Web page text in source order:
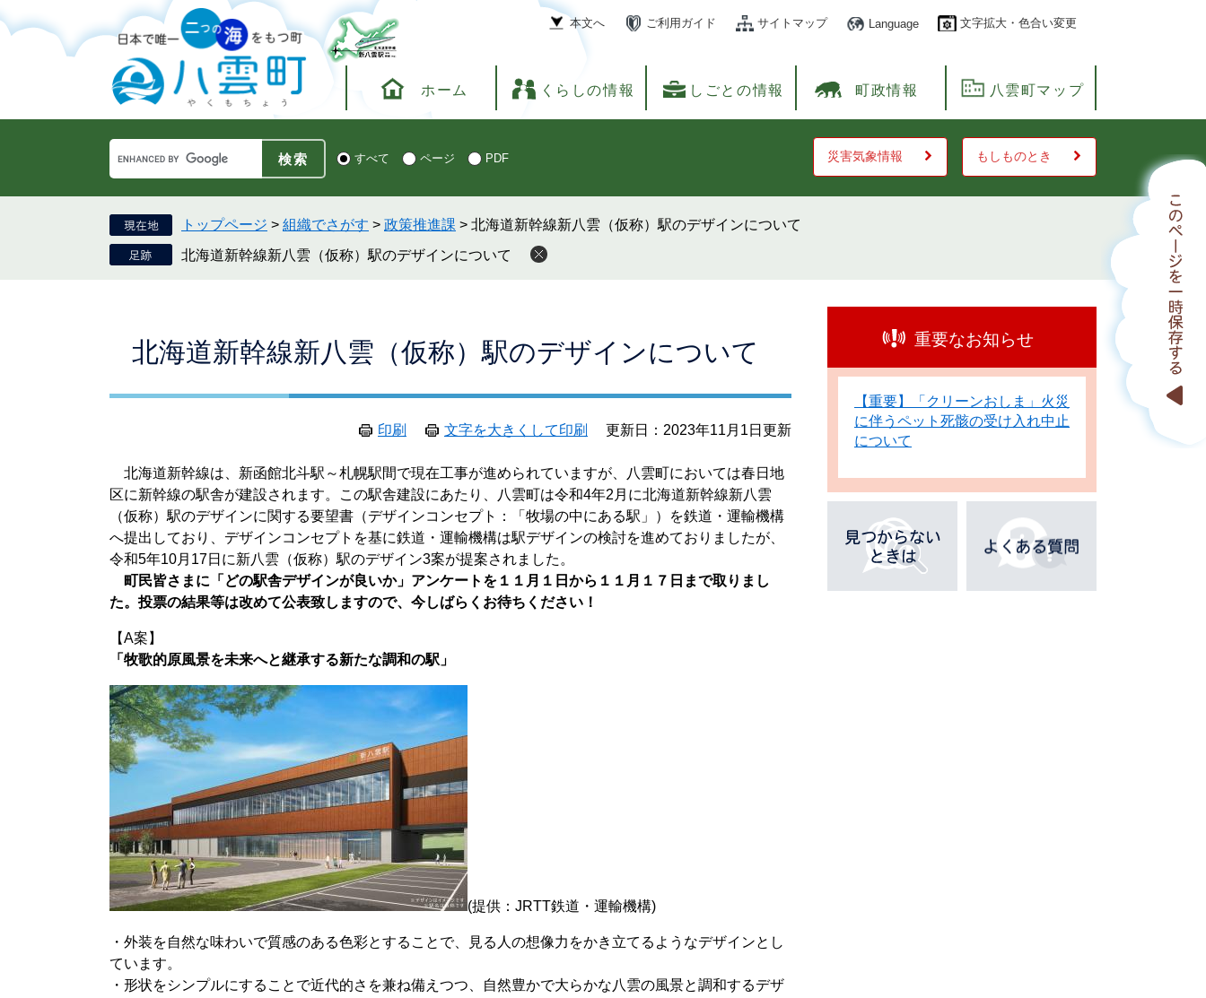
ー
で
ニ
ば
文
本文へ ご利用ガイド サイトマップ Language 文字拡大・色合い変更
ホーム くらしの情報 しごとの情報 町政情報 八雲町マップ
Google
カ
ス
タ
ム
検
検 すべて ページ PDF 災害気象情報 もしものとき
トップページ > 組織でさがす > 政策推進課 > 北海道新幹線新八雲（仮称）駅のデザインについて
北海道新幹線新八雲（仮称）駅のデザインについて
北海道新幹線新八雲（仮称）駅のデザインについて
印刷 文字を大きくして印刷 更新日：2023年11月1日更新
北海道新幹線は、新函館北斗駅～札幌駅間で現在工事が進められていますが、八雲町においては春日地
区に新幹線の駅舎が建設されます。この駅舎建設にあたり、八雲町は令和4年2月に北海道新幹線新八雲
（仮称）駅のデザインに関する要望書（デザインコンセプト：「牧場の中にある駅」）を鉄道・運輸機構
へ提出しており、デザインコンセプトを基に鉄道・運輸機構は駅デザインの検討を進めておりましたが、
令和5年10月17日に新八雲（仮称）駅のデザイン3案が提案されました。
町民皆さまに「どの駅舎デザインが良いか」アンケートを１１月１日から１１月１７日まで取りまし
た。投票の結果等は改めて公表致しますので、今しばらくお待ちください！
【A案】
「牧歌的原風景を未来へと継承する新たな調和の駅」
(提供：JRTT鉄道・運輸機構)
・外装を自然な味わいで質感のある色彩とすることで、見る人の想像力をかき立てるようなデザインとし
ています。
・形状をシンプルにすることで近代的さを兼ね備えつつ、自然豊かで大らかな八雲の風景と調和するデザ
重要なお知らせ
【重要】「クリーンおしま」火災
に伴うペット死骸の受け入れ中止
について